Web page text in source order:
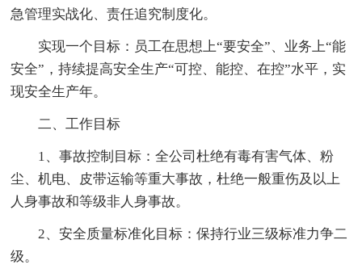
急管理实战化、责任追究制度化。
实现一个目标：员工在思想上“要安全”、业务上“能
安全”，持续提高安全生产“可控、能控、在控”水平，实
现安全生产年。
二、工作目标
1、事故控制目标：全公司杜绝有毒有害气体、粉
尘、机电、皮带运输等重大事故，杜绝一般重伤及以上
人身事故和等级非人身事故。
2、安全质量标准化目标：保持行业三级标准力争二
级。